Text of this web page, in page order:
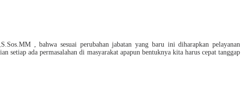
, bahwa sesuai perubahan jabatan yang baru ini diharapkan pelayanan
ada permasalahan di masyarakat apapun bentuknya kita harus cepat tanggap